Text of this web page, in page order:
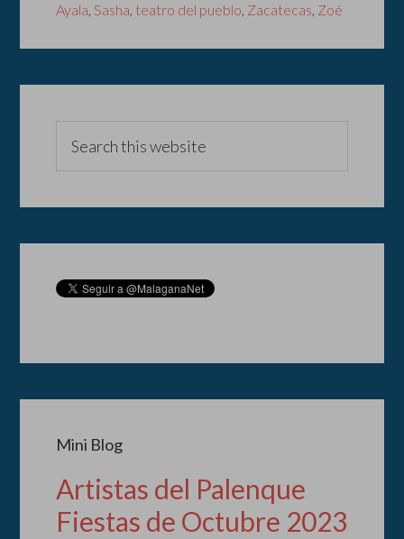
Ayala, Sasha, teatro del pueblo, Zacatecas, Zoé
Mini Blog
Artistas del Palenque
Fiestas de Octubre 2023